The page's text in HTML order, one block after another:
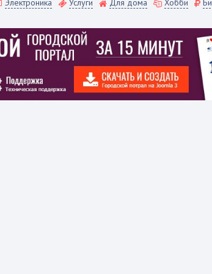
Электроника Услуги Для дома Хобби